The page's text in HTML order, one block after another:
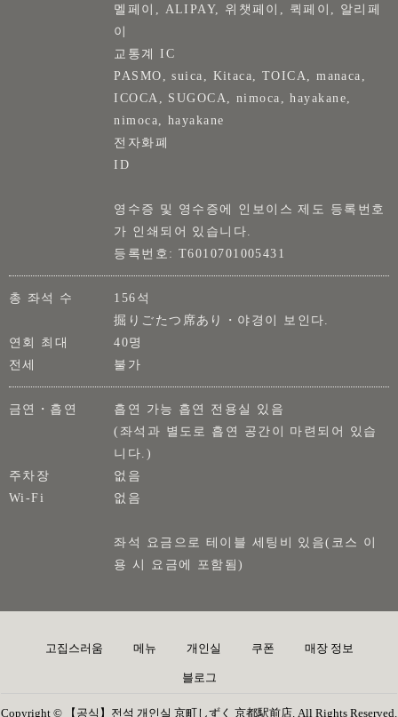
멜페이, ALIPAY, 위챗페이, 퀵페이, 알리페
이
교통계 IC
PASMO, suica, Kitaca, TOICA, manaca,
ICOCA, SUGOCA, nimoca, hayakane,
nimoca, hayakane
전자화폐
ID
영수증 및 영수증에 인보이스 제도 등록번호
가 인쇄되어 있습니다.
등록번호: T6010701005431
총 좌석 수
156석
掘りごたつ席あり・야경이 보인다.
연회 최대
40명
전세
불가
금연・흡연
흡연 가능 흡연 전용실 있음
(좌석과 별도로 흡연 공간이 마련되어 있습
니다.)
주차장
없음
Wi-Fi
없음
좌석 요금으로 테이블 세팅비 있음(코스 이
용 시 요금에 포함됨)
고집스러움 메뉴 개인실 쿠폰 매장 정보
블로그
Copyright © 【공식】전석 개인실 京町しずく 京都駅前店. All Rights Reserved.